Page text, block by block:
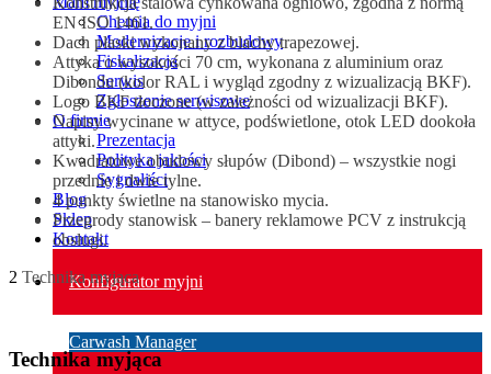
Chemia do myjni
Modernizacje i rozbudowy
Fiskalizacja
Serwis
Zgłoszenie serwisowe
O firmie
Prezentacja
Polityka jakości
Sygnaliści
Blog
Sklep
Kontakt
Konfigurator myjni
Carwash Manager
EN ISO 1461.
Dach płaski wykonany z blachy trapezowej.
Attyka o wysokości 70 cm, wykonana z aluminium oraz
Dibondu (kolor RAL i wygląd zgodny z wizualizacją BKF).
Logo BKF tłoczone (w zależności od wizualizacji BKF).
Napisy wycinane w attyce, podświetlone, otok LED dookoła
attyki.
Kwadratowe obudowy słupów (Dibond) – wszystkie nogi
przednie i dwie tylne.
4 punkty świetlne na stanowisko mycia.
Przegrody stanowisk – banery reklamowe PCV z instrukcją
obsługi.
2 Technika myjąca
Technika myjąca